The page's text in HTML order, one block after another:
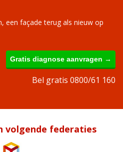
een façade terug als nieuw op
Gratis diagnose aanvragen →
Bel gratis 0800/61 160
volgende federaties